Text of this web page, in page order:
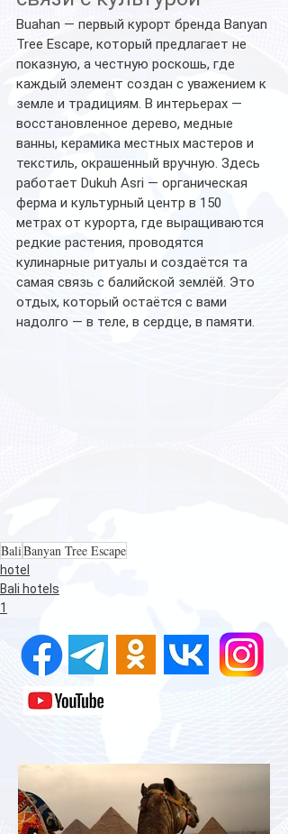
Buahan — первый курорт бренда Banyan
Tree Escape, который предлагает не
показную, а честную роскошь, где
каждый элемент создан с уважением к
земле и традициям. В интерьерах —
восстановленное дерево, медные
ванны, керамика местных мастеров и
текстиль, окрашенный вручную. Здесь
работает Dukuh Asri — органическая
ферма и культурный центр в 150
метрах от курорта, где выращиваются
редкие растения, проводятся
кулинарные ритуалы и создаётся та
самая связь с балийской землёй. Это
отдых, который остаётся с вами
надолго — в теле, в сердце, в памяти.
BaliBanyan Tree Escape
hotel
Bali hotels
1